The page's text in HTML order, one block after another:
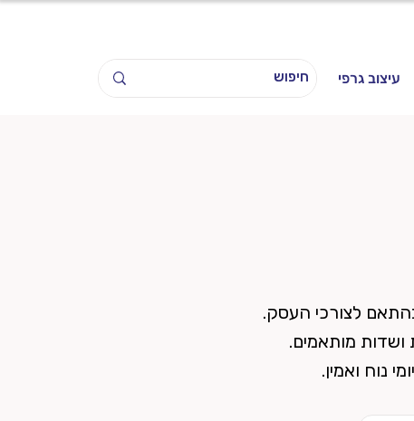
עיצוב גרפי
לצורכי העסק.
מותאמים.
נוח ואמין.